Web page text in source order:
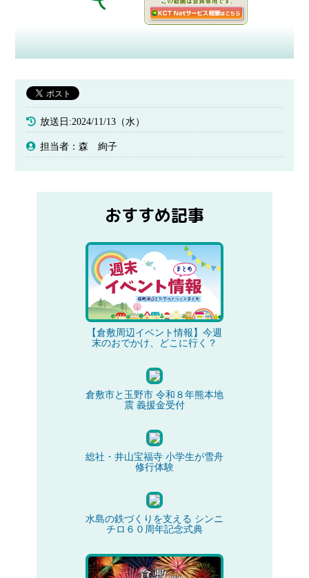
放送日:2024/11/13（水）
担当者：森 絢子
おすすめ記事
【倉敷周辺イベント情報】今週
末のおでかけ、どこに行く？
倉敷市と玉野市 令和８年熊本地
震 義援金受付
総社・井山宝福寺 小学生が雪舟
修行体験
水島の鉄づくりを支える シンニ
チロ６０周年記念式典